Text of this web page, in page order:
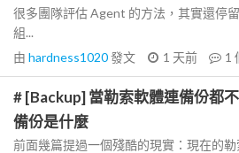
很多團隊評估 Agent 的方法，其實還停
組...
由 hardness1020發文 1 天前 1
# [Backup] 當勒索軟體連備份都
備份是什麼
前面幾篇提過一個殘酷的現實：現在的